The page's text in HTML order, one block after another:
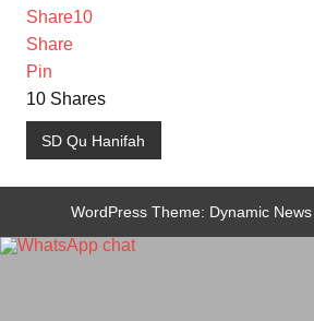
Share10
Share
Pin
10 Shares
SD Qu Hanifah
WordPress Theme: Dynamic